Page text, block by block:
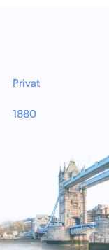
Privat
1880